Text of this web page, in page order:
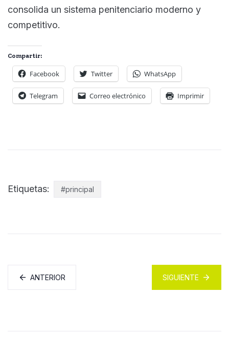
consolida un sistema penitenciario moderno y
competitivo.
Compartir:
Facebook Twitter WhatsApp
Telegram Correo electrónico Imprimir
Etiquetas: #principal
ANTERIOR SIGUIENTE